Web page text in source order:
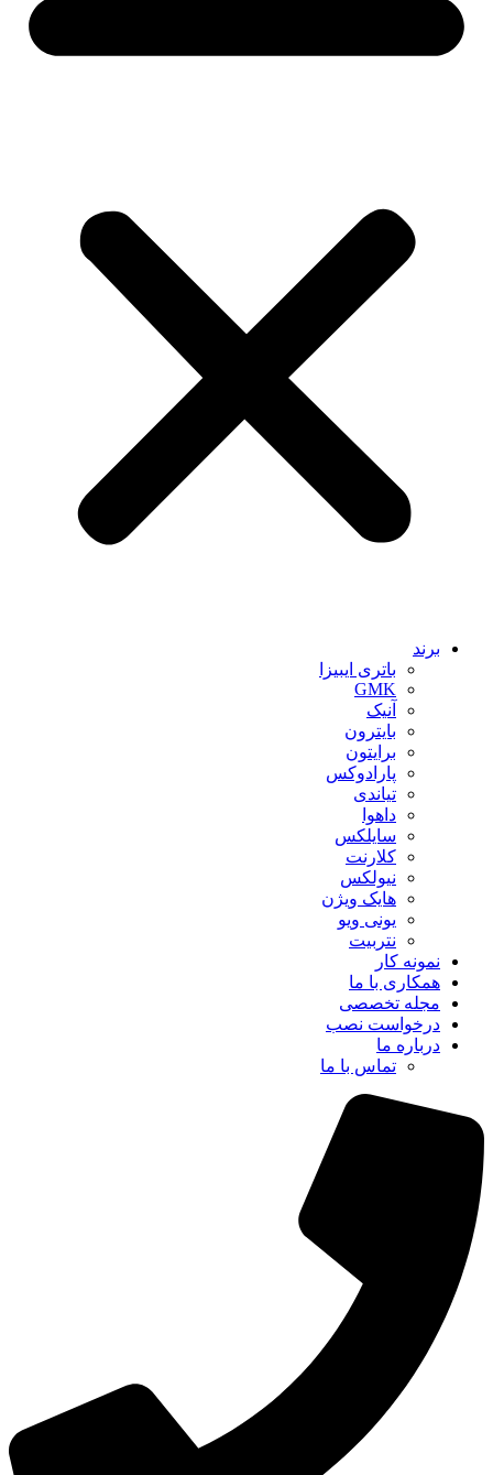
برند
باتری ایبیزا
GMK
آنیک
بایترون
برایتون
پارادوکس
تیاندی
داهوا
سایلکس
کلارنت
نیولکس
هایک ویژن
یونی ویو
نتربیت
نمونه کار
همکاری با ما
مجله تخصصی
درخواست نصب
درباره ما
تماس با ما